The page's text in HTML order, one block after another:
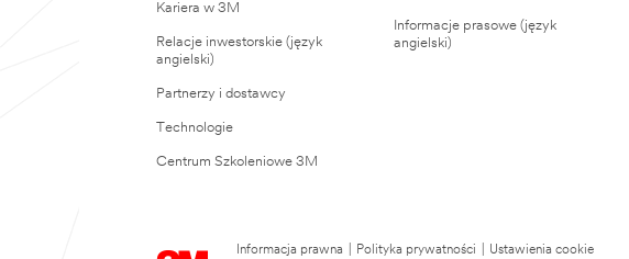
Kariera w 3M
Relacje inwestorskie (język
angielski)
Partnerzy i dostawcy
Technologie
Centrum Szkoleniowe 3M
Informacje prasowe (język
angielski)
Informacja prawna Polityka prywatności
Ustawienia cookie